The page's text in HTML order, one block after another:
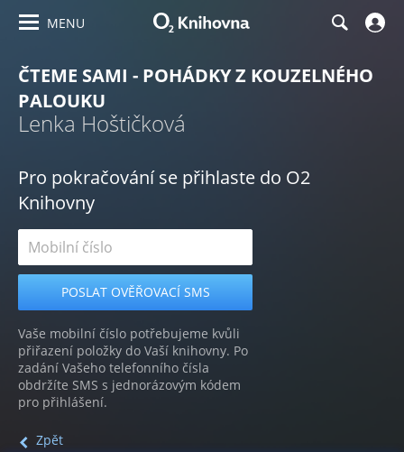
MENU
ČTEME SAMI - POHÁDKY Z KOUZELNÉHO
PALOUKU
Lenka Hoštičková
Pro pokračování se přihlaste do O2
Knihovny
Vaše mobilní číslo potřebujeme kvůli
přiřazení položky do Vaší knihovny. Po
zadání Vašeho telefonního čísla
obdržíte SMS s jednorázovým kódem
pro přihlášení.
Zpět